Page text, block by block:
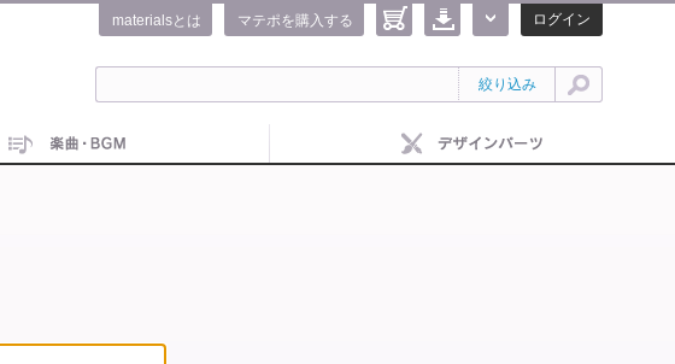
ログイン
マテポを購入する
materialsとは
絞り込み